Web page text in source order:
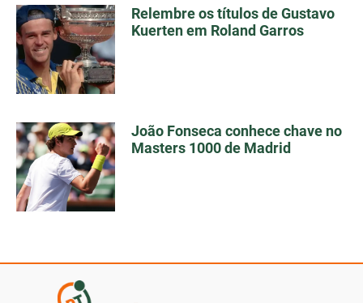
Relembre os títulos de Gustavo
Kuerten em Roland Garros
João Fonseca conhece chave no
Masters 1000 de Madrid